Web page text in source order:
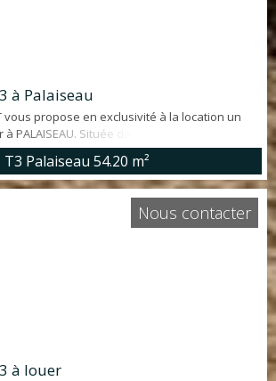
à Palaiseau
vous propose en exclusivité à la location un
PALAISEAU. Située dans la rue commerçante
avec cuisine américaine, deux chambres
WC. Entièrement rénové! Me contacter par
T3 Palaiseau 54.20 m²
à louer
Nous contacter